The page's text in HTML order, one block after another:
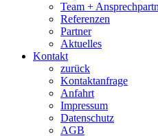
Team +
Referenzen
Partner
Aktuelles
Kontakt
zurück
Kontaktanfrage
Anfahrt
Impressum
Datenschutz
AGB